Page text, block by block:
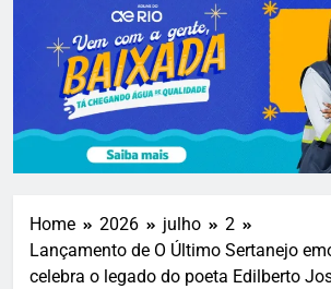
Home 2026 julho
2
Lançamento de O Último Sertanejo
celebra o legado do poeta Edilberto